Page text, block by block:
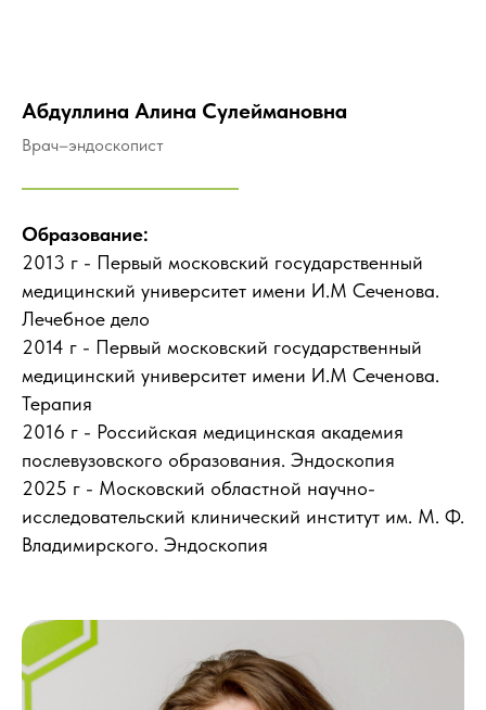
Абдуллина Алина Сулеймановна
Врач–эндоскопист
Образование:
2013 г - Первый московский государственный
медицинский университет имени И.М Сеченова.
Лечебное дело
2014 г - Первый московский государственный
медицинский университет имени И.М Сеченова.
Терапия
2016 г - Российская медицинская академия
послевузовского образования. Эндоскопия
2025 г - Московский областной научно-
исследовательский клинический институт им. М. Ф.
Владимирского. Эндоскопия